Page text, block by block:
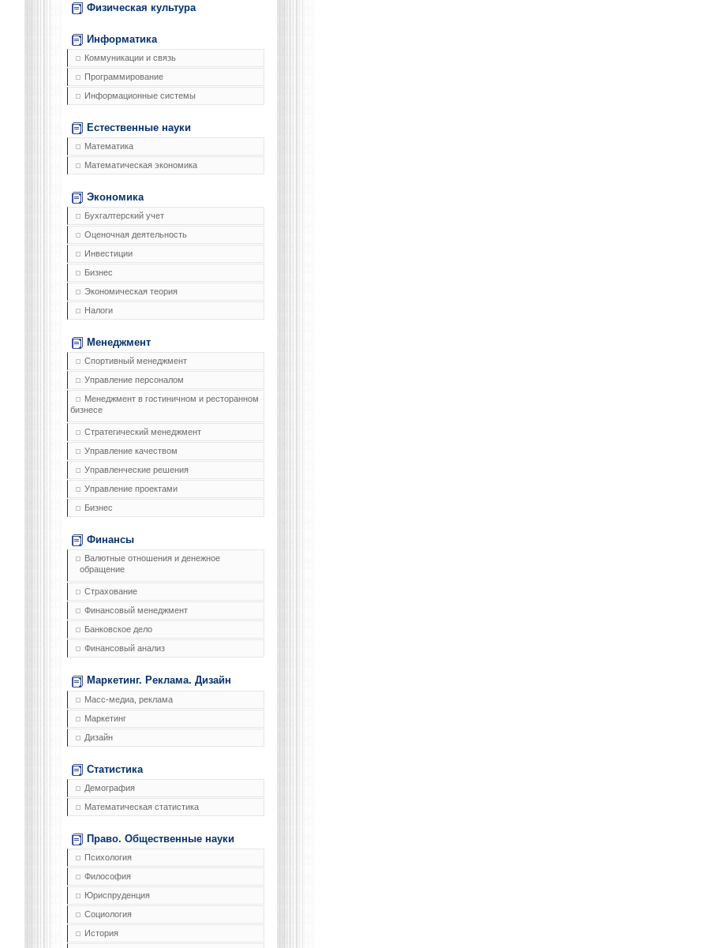
Физическая культура
Информатика
Коммуникации и связь
Программирование
Информационные системы
Естественные науки
Математика
Математическая экономика
Экономика
Бухгалтерский учет
Оценочная деятельность
Инвестиции
Бизнес
Экономическая теория
Налоги
Менеджмент
Спортивный менеджмент
Управление персоналом
Менеджмент в гостиничном и ресторанном
бизнесе
Стратегический менеджмент
Управление качеством
Управленческие решения
Управление проектами
Бизнес
Финансы
Валютные отношения и денежное
обращение
Страхование
Финансовый менеджмент
Банковское дело
Финансовый анализ
Маркетинг. Реклама. Дизайн
Масс-медиа, реклама
Маркетинг
Дизайн
Статистика
Демография
Математическая статистика
Право. Общественные науки
Психология
Философия
Юриспруденция
Социология
История